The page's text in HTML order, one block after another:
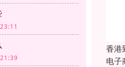
香港
电子